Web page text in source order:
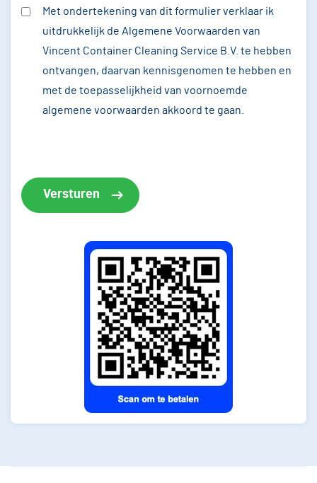
Met ondertekening van dit formulier verklaar ik
uitdrukkelijk de Algemene Voorwaarden van
Vincent Container Cleaning Service B.V. te hebben
ontvangen, daarvan kennisgenomen te hebben en
met de toepasselijkheid van voornoemde
algemene voorwaarden akkoord te gaan.